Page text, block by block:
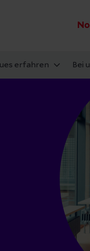
erfahren Bei